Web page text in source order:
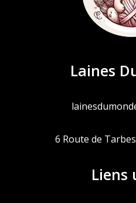
Laines
6 Route de
Liens